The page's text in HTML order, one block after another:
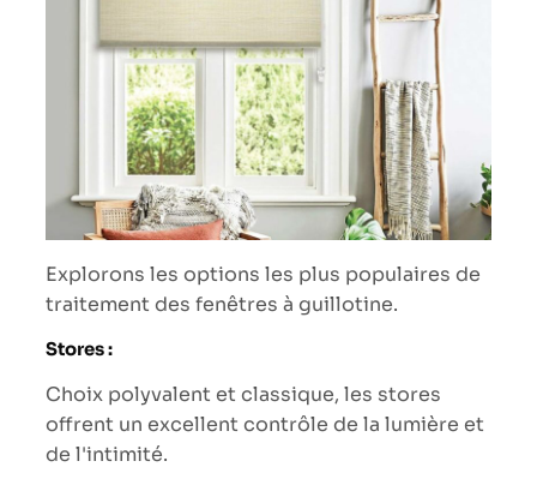
Explorons les options les plus populaires de
traitement des fenêtres à guillotine.
Stores :
Choix polyvalent et classique, les stores
offrent un excellent contrôle de la lumière et
de l'intimité.